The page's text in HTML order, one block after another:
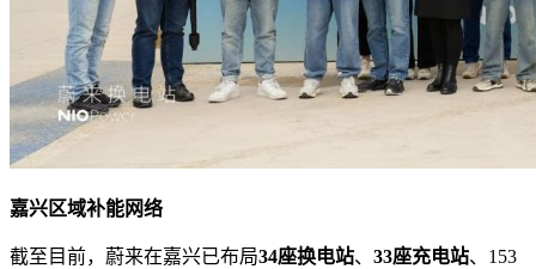
嘉兴区域补能网络
截至目前，蔚来在嘉兴已布局34座换电站、 33座充电站、153